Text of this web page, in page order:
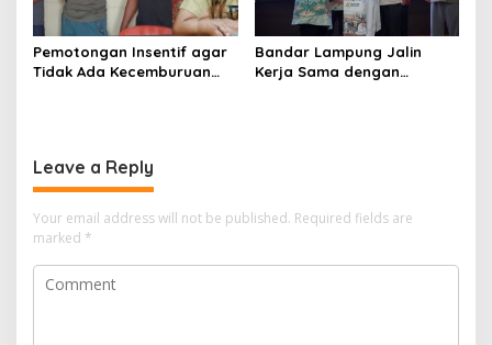
Pemotongan Insentif agar
Tidak Ada Kecemburuan
Bandar Lampung Jalin
Kerja Sama dengan
Leave a Reply
Your email address will not be published. Required fields are
marked *